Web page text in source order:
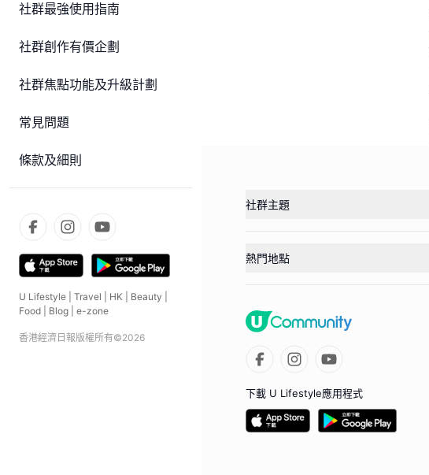
社群最強使用指南
社群創作有價企劃
社群焦點功能及升級計劃
常見問題
條款及細則
U Lifestyle Travel HK Beauty
Food
Blog e-zone
香港經濟日報版權所有©2026
社群主題
熱門地點
下載 U Lifestyle應用程式